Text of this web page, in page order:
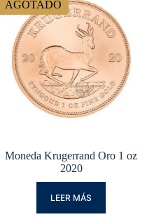
AGOTADO
Moneda Krugerrand Oro 1 oz
2020
LEER MÁS